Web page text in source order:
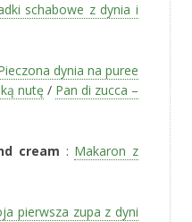
schabowe z dynia i
dynia na puree
nutę / Pan di zucca –
cream : Makaron z
pierwsza zupa z dyni